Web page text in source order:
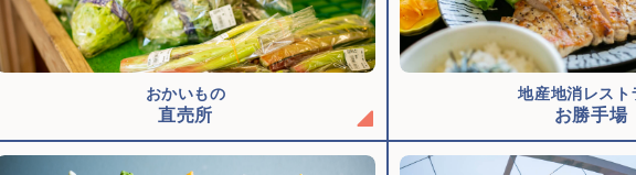
おかいもの
直売所
地産地消レスト
お勝手場